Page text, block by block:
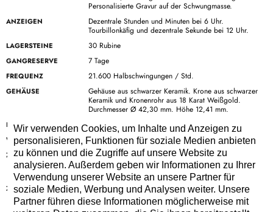
Wir verwenden Cookies, um Inhalte und Anzeigen zu
personalisieren, Funktionen für soziale Medien anbieten
zu können und die Zugriffe auf unsere Website zu
analysieren. Außerdem geben wir Informationen zu Ihrer
Verwendung unserer Website an unsere Partner für
soziale Medien, Werbung und Analysen weiter. Unsere
Partner führen diese Informationen möglicherweise mit
Personalisierte Gravur auf der Schwungmasse.
ANZEIGEN
Dezentrale Stunden und Minuten bei 6 Uhr.
Tourbillonkäfig und dezentrale Sekunde bei 12 Uhr.
LAGERSTEINE 30 Rubine
GANGRESERVE 7 Tage
FREQUENZ 21.600 Halbschwingungen / Std.
GEHÄUSE
Gehäuse aus schwarzer Keramik. Krone aus schwarzer
Keramik und Kronenrohr aus 18 Karat Weißgold.
Durchmesser Ø 42,30 mm. Höhe 12,41 mm.
DURCHMESSER 42.30 mm
WASSERDICHTIGKEIT Bis 3 bar (30 Meter)
ZIFFERBLATT
Zifferblatt aus Saphirglas und Basis aus hell
metallisiertem Saphirglas. Indexe aus 18 Karat
Weißgold, Zifferblattstifte aus 18 Karat Weißgold.
ZEIGER
Stunden und Minuten aus 18 Karat Weißgold mit
orangefarbener Beschichtung, Sekunden aus 18 Karat
Rotgold mit orangefarbener Beschichtung